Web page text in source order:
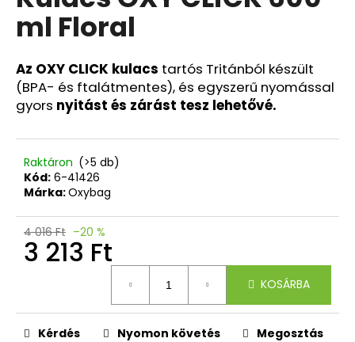
ből
csillag.
ml Floral
Az OXY CLICK kulacs tartós Tritánból készült
(BPA- és ftalátmentes), és egyszerű nyomással
gyors nyitást és zárást tesz lehetővé.
Raktáron (>5 db)
Kód: 6-41426
Márka:Oxybag
4 016 Ft –20 %
3 213 Ft
KOSÁRBA
Kérdés Nyomon követés Megosztás
j
á
n
l
j
k
ISKOLAI
TOK
ETUE
JUMBO
720
Ft